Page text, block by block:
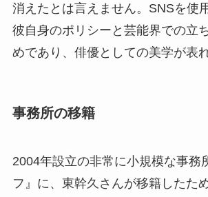
消えたとは言えません。SNSを使
彼自身のポリシーと芸能界での立
めであり、俳優としての美学が表
事務所の移籍
2004年設立の非常に小規模な事務
フ』に、東幹久さんが移籍したた